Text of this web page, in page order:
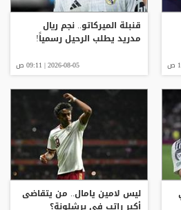
قنبلة الميركاتو.. نجم ريال
مدريد يطلب الرحيل رسمياً!
2026-08-05 | 09:11 ص
ليس لامين يامال.. من يتقاضى
أكبر راتب في برشلونة؟